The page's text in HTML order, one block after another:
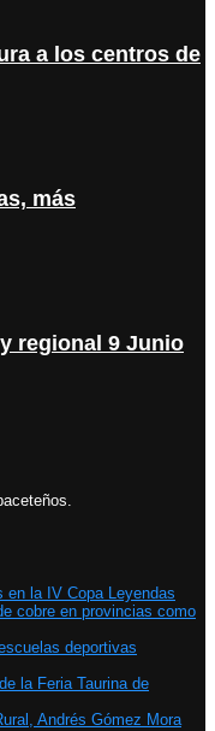
a los centros de
más
regional 9 Junio
en la IV Copa Leyendas
cobre en provincias como
deportivas
la Feria Taurina de
Andrés Gómez Mora